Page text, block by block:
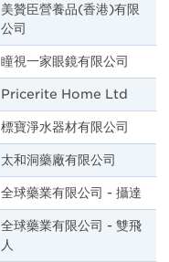
美贊臣營養品(香港)有限
公司
瞳視一家眼鏡有限公司
Pricerite Home Ltd
標寶淨水器材有限公司
太和洞藥廠有限公司
全球藥業有限公司 - 攝達
全球藥業有限公司 - 雙飛
人